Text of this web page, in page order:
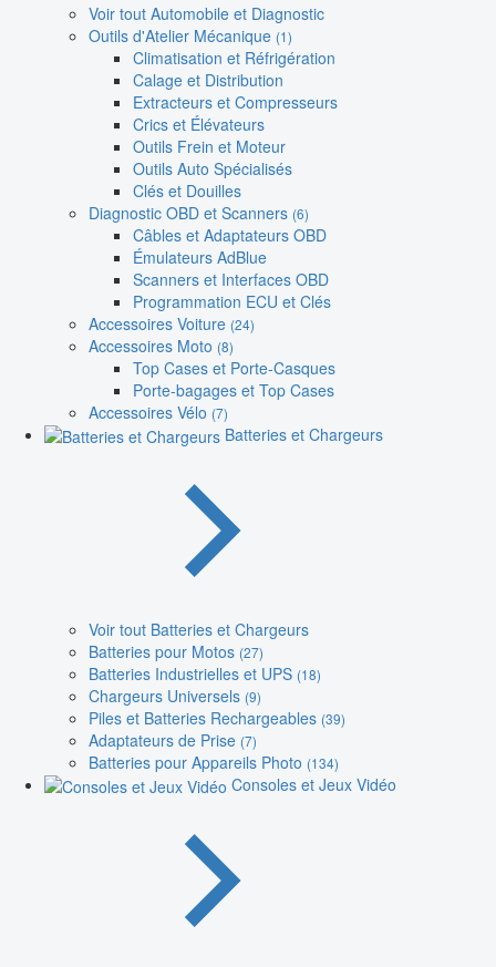
Voir tout Automobile et Diagnostic
Outils d'Atelier Mécanique (1)
Climatisation et Réfrigération
Calage et Distribution
Extracteurs et Compresseurs
Crics et Élévateurs
Outils Frein et Moteur
Outils Auto Spécialisés
Clés et Douilles
Diagnostic OBD et Scanners (6)
Câbles et Adaptateurs OBD
Émulateurs AdBlue
Scanners et Interfaces OBD
Programmation ECU et Clés
Accessoires Voiture (24)
Accessoires Moto (8)
Top Cases et Porte-Casques
Porte-bagages et Top Cases
Accessoires Vélo (7)
Batteries et Chargeurs
Voir tout Batteries et Chargeurs
Batteries pour Motos (27)
Batteries Industrielles et UPS (18)
Chargeurs Universels (9)
Piles et Batteries Rechargeables (39)
Adaptateurs de Prise (7)
Batteries pour Appareils Photo (134)
Consoles et Jeux Vidéo